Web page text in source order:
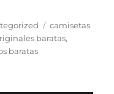
Etiquetas
camisetas
baratas,
baratas